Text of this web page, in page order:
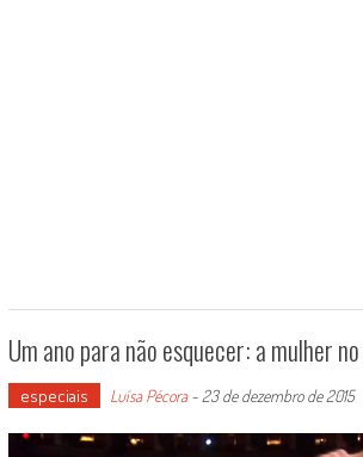
Um ano para não esquecer: a mulher
especiais Luísa Pécora- 23 de dezembro de 2015